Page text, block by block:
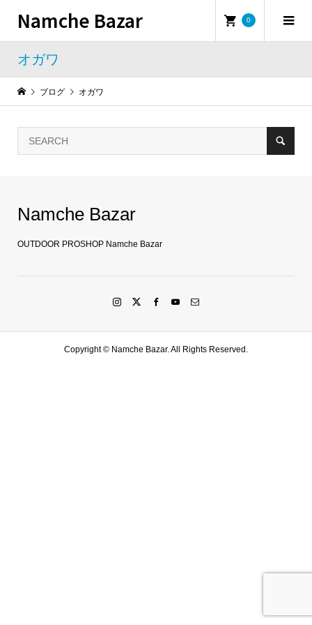
Namche Bazar 0
オガワ
ブログ オガワ
Namche Bazar
OUTDOOR PROSHOP Namche Bazar
Copyright © Namche Bazar. All Rights Reserved.
LINE友達登録